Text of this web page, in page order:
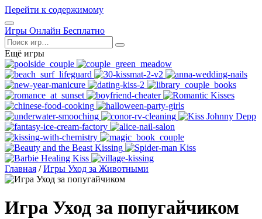
Перейти к содержимому
Открыть
меню
Игры Онлайн Бесплатно
Поиск
Ещё игры
Главная / Игры Уход за Животными
Игра Уход за попугайчиком